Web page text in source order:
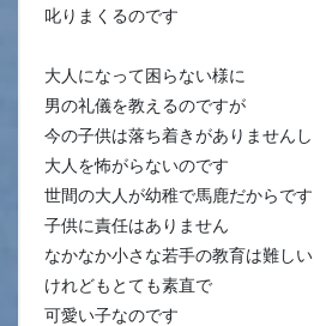
叱りまくるのです
大人になって困らない様に
男の礼儀を教えるのですが
今の子供は落ち着きがありませんし
大人を怖がらないのです
世間の大人が幼稚で馬鹿だからです
子供に責任はありません
なかなか小さな若手の教育は難しい
けれどもとても素直で
可愛い子なのです